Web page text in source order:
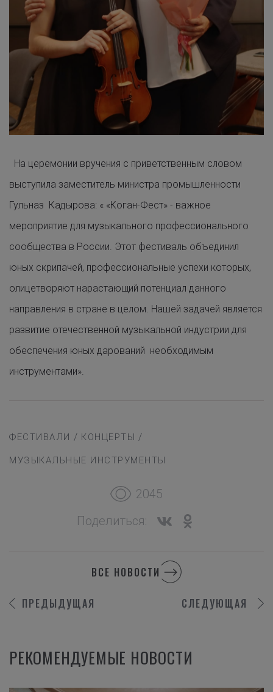
На церемонии вручения с приветственным словом
выступила заместитель министра промышленности
Гульназ Кадырова: « «Коган-Фест» - важное
мероприятие для музыкального профессионального
сообщества в России. Этот фестиваль объединил
юных скрипачей, профессиональные успехи которых,
олицетворяют нарастающий потенциал данного
направления в стране в целом. Нашей задачей является
развитие отечественной музыкальной индустрии для
обеспечения юных дарований необходимым
инструментами».
ФЕСТИВАЛИ / КОНЦЕРТЫ /
МУЗЫКАЛЬНЫЕ ИНСТРУМЕНТЫ
2045
Поделиться:
ПРЕДЫДУЩАЯ
ВСЕ НОВОСТИ
СЛЕДУЮЩАЯ
РЕКОМЕНДУЕМЫЕ НОВОСТИ